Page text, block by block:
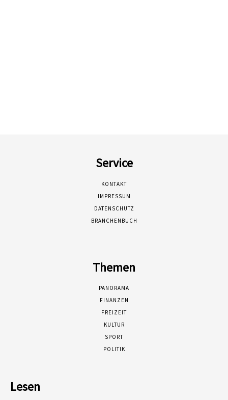
Service
KONTAKT
IMPRESSUM
DATENSCHUTZ
BRANCHENBUCH
Themen
PANORAMA
FINANZEN
FREIZEIT
KULTUR
SPORT
POLITIK
Lesen